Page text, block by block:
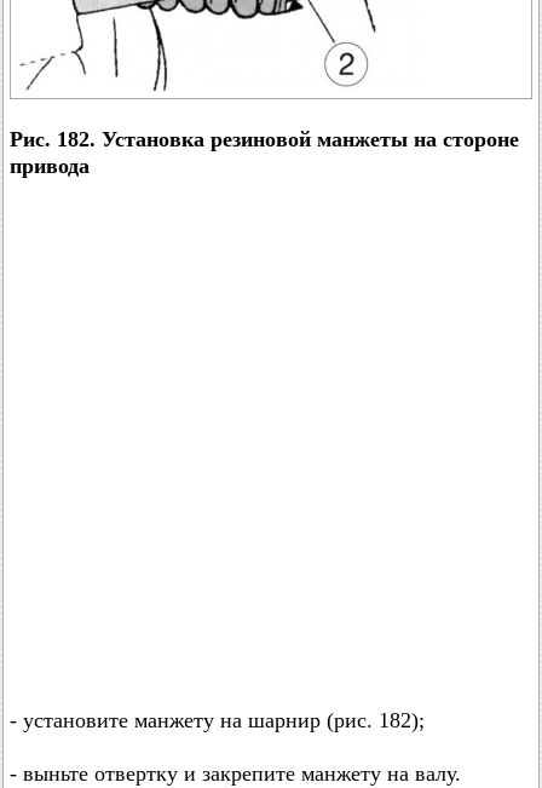
Рис. 182. Установка резиновой манжеты на стороне
привода
- установите манжету на шарнир (рис. 182);
- выньте отвертку и закрепите манжету на валу.